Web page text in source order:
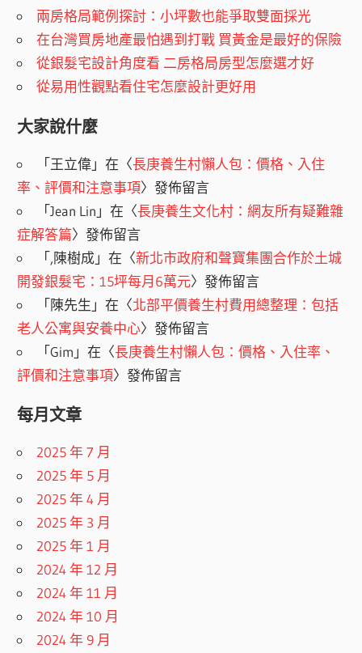
兩房格局範例探討：小坪數也能爭取雙面採光
在台灣買房地產最怕遇到打戰 買黃金是最好的保險
從銀髮宅設計角度看 二房格局房型怎麼選才好
從易用性觀點看住宅怎麼設計更好用
大家說什麼
「王立偉」在〈長庚養生村懶人包：價格、入住
率、評價和注意事項〉發佈留言
「Jean Lin 」在〈長庚養生文化村：網友所有疑難雜
症解答篇〉發佈留言
「,陳樹成」在〈新北市政府和聲寶集團合作於土城
開發銀髮宅：15坪每月6萬元〉發佈留言
「陳先生 」在〈北部平價養生村費用總整理：包括
老人公寓與安養中心〉發佈留言
「Gim 」在〈長庚養生村懶人包：價格、入住率、
評價和注意事項〉發佈留言
每月文章
2025 年 7 月
2025 年 5 月
2025 年 4 月
2025 年 3 月
2025 年 1 月
2024 年 12 月
2024 年 11 月
2024 年 10 月
2024 年 9 月